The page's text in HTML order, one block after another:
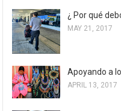
¿ Por qué
MAY 21, 2017
Apoyando a
APRIL 13, 2017